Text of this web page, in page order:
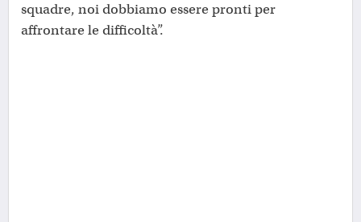
squadre, noi dobbiamo essere pronti per
affrontare le difficoltà”.